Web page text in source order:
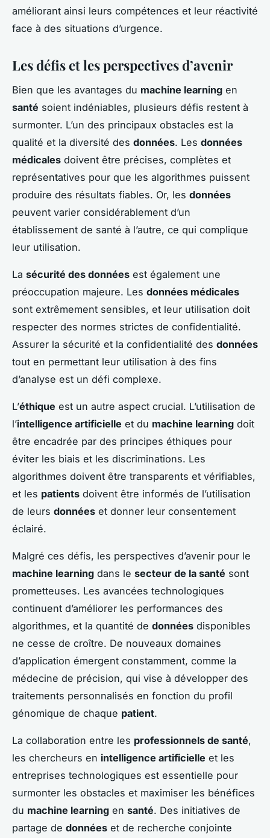
améliorant ainsi leurs compétences et leur réactivité
face à des situations d’urgence.
Les défis et les perspectives d’avenir
Bien que les avantages du machine learning en
santé soient indéniables, plusieurs défis restent à
surmonter. L’un des principaux obstacles est la
qualité et la diversité des données. Les données
médicales doivent être précises, complètes et
représentatives pour que les algorithmes puissent
produire des résultats fiables. Or, les données
peuvent varier considérablement d’un
établissement de santé à l’autre, ce qui complique
leur utilisation.
La sécurité des données est également une
préoccupation majeure. Les données médicales
sont extrêmement sensibles, et leur utilisation doit
respecter des normes strictes de confidentialité.
Assurer la sécurité et la confidentialité des données
tout en permettant leur utilisation à des fins
d’analyse est un défi complexe.
L’éthique est un autre aspect crucial. L’utilisation de
l’intelligence artificielle et du machine learning doit
être encadrée par des principes éthiques pour
éviter les biais et les discriminations. Les
algorithmes doivent être transparents et vérifiables,
et les patients doivent être informés de l’utilisation
de leurs données et donner leur consentement
éclairé.
Malgré ces défis, les perspectives d’avenir pour le
machine learning dans le secteur de la santé sont
prometteuses. Les avancées technologiques
continuent d’améliorer les performances des
algorithmes, et la quantité de données disponibles
ne cesse de croître. De nouveaux domaines
d’application émergent constamment, comme la
médecine de précision, qui vise à développer des
traitements personnalisés en fonction du profil
génomique de chaque patient.
La collaboration entre les professionnels de santé,
les chercheurs en intelligence artificielle et les
entreprises technologiques est essentielle pour
surmonter les obstacles et maximiser les bénéfices
du machine learning en santé. Des initiatives de
partage de données et de recherche conjointe